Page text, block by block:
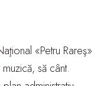
«Petru Rareş»
să cânt.